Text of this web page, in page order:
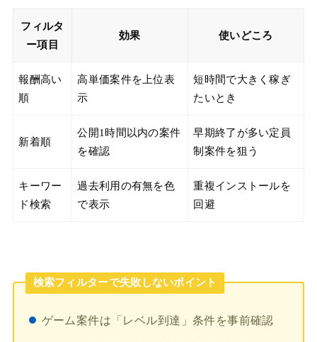
フィルタ
ー項目
効果 使いどころ
報酬高い
順
高単価案件を上位表
示
短時間で大きく稼ぎ
たいとき
新着順
公開1時間以内の案件
を確認
早期終了が多い定員
制案件を狙う
キーワー
ド検索
過去利用の有無を色
で表示
重複インストールを
回避
検索フィルターで失敗しないポイント
ゲーム案件は「レベル到達」条件を事前確認